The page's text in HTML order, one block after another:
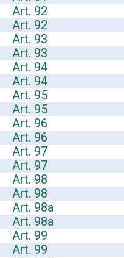
Art. 92
Art. 92
Art. 93
Art. 93
Art. 94
Art. 94
Art. 95
Art. 95
Art. 96
Art. 96
Art. 97
Art. 97
Art. 98
Art. 98
Art. 98a
Art. 98a
Art. 99
Art. 99